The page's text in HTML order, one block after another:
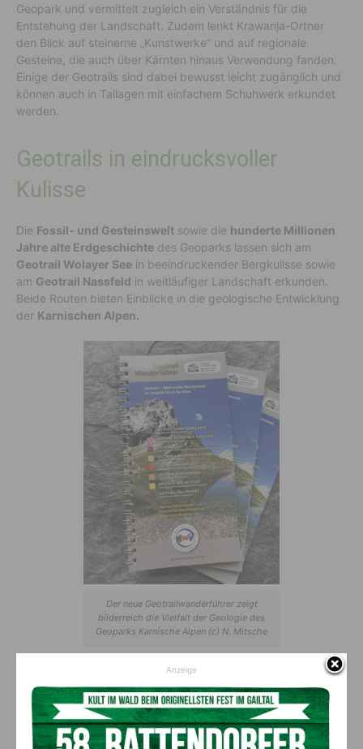
Geopark und vermittelt zugleich ein Verständnis für die
Entstehung der Landschaft. Zudem lenkt Krawanja-Ortner
den Blick auf steinerne „Kunstwerke“ und auf regionale
Gesteine, die auch über Kärnten hinaus Verwendung fanden.
Einige der Geotrails sind dabei bewusst leicht zugänglich und
können auch in Tallagen mit einfachem Schuhwerk erkundet
werden.
Geotrails in eindrucksvoller
Kulisse
Die Fossil- und Gesteinswelt sowie die hunderte Millionen
Jahre alte Erdgeschichte des Geoparks lassen sich am
Geotrail Wolayer See in beeindruckender Bergkulisse sowie
am Geotrail Nassfeld in weitläufiger Landschaft erkunden.
Beide Routen bieten Einblicke in die geologische Entwicklung
der Karnischen Alpen.
Der neue Geotrailwanderführer zeigt
bilderreich die Vielfalt der Geologie des
Geoparks Karnische Alpen (c) N. Mitsche
Eindrucksvolle Naturerlebnisse
Wer ohne größere Anstrengung außergewöhnliche Fossilfunde
und steinverarbeitetes Handwerk entdecken möchte, wird am
Anzeige